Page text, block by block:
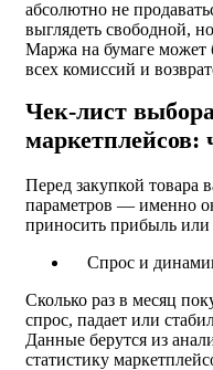
абсолютно не
выглядеть свободной,
Маржа на бумаге может
всех комиссий и
Чек-лист
маркетплейсов:
Перед закупкой товара
параметров — именно
приносить прибыль или
Спрос и
Сколько раз в месяц
спрос, падает или
Данные берутся из
статистику